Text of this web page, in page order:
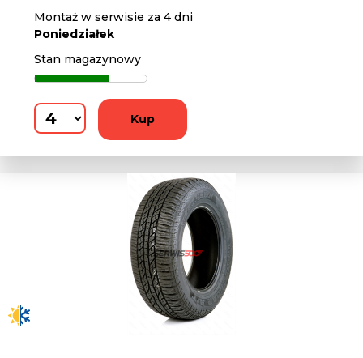
Montaż w serwisie za 4 dni
Poniedziałek
Stan magazynowy
Kup